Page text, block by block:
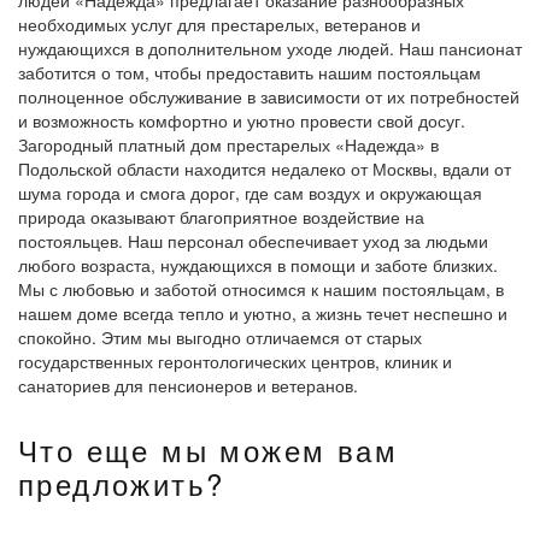
необходимых услуг для престарелых, ветеранов и
нуждающихся в дополнительном уходе людей. Наш пансионат
заботится о том, чтобы предоставить нашим постояльцам
полноценное обслуживание в зависимости от их потребностей
и возможность комфортно и уютно провести свой досуг.
Загородный платный дом престарелых «Надежда» в
Подольской области находится недалеко от Москвы, вдали от
шума города и смога дорог, где сам воздух и окружающая
природа оказывают благоприятное воздействие на
постояльцев. Наш персонал обеспечивает уход за людьми
любого возраста, нуждающихся в помощи и заботе близких.
Мы с любовью и заботой относимся к нашим постояльцам, в
нашем доме всегда тепло и уютно, а жизнь течет неспешно и
спокойно. Этим мы выгодно отличаемся от старых
государственных геронтологических центров, клиник и
санаториев для пенсионеров и ветеранов.
Что еще мы можем вам
предложить?